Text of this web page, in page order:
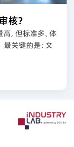
核？
，但标准多、体
最关键的是：文